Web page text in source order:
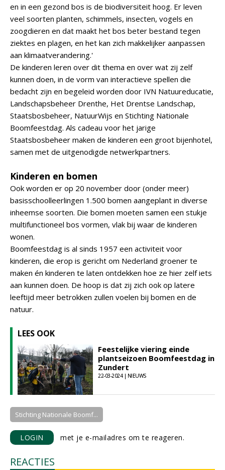
en in een gezond bos is de biodiversiteit hoog. Er leven
veel soorten planten, schimmels, insecten, vogels en
zoogdieren en dat maakt het bos beter bestand tegen
ziektes en plagen, en het kan zich makkelijker aanpassen
aan klimaatverandering.'
De kinderen leren over dit thema en over wat zij zelf
kunnen doen, in de vorm van interactieve spellen die
bedacht zijn en begeleid worden door IVN Natuureducatie,
Landschapsbeheer Drenthe, Het Drentse Landschap,
Staatsbosbeheer, NatuurWijs en Stichting Nationale
Boomfeestdag. Als cadeau voor het jarige
Staatsbosbeheer maken de kinderen een groot bijenhotel,
samen met de uitgenodigde netwerkpartners.
Kinderen en bomen
Ook worden er op 20 november door (onder meer)
basisschoolleerlingen 1.500 bomen aangeplant in diverse
inheemse soorten. Die bomen moeten samen een stukje
multifunctioneel bos vormen, vlak bij waar de kinderen
wonen.
Boomfeestdag is al sinds 1957 een activiteit voor
kinderen, die erop is gericht om Nederland groener te
maken én kinderen te laten ontdekken hoe ze hier zelf iets
aan kunnen doen. De hoop is dat zij zich ook op latere
leeftijd meer betrokken zullen voelen bij bomen en de
natuur.
LEES OOK
Feestelijke viering einde
plantseizoen Boomfeestdag in
Zundert
22-03-2024 | NIEUWS
Stichting Nationale Boomf...
LOGIN met je e-mailadres om te reageren.
REACTIES